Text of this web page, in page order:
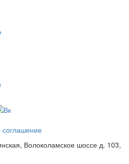
соглашение
Волоколамское шоссе д. 103,